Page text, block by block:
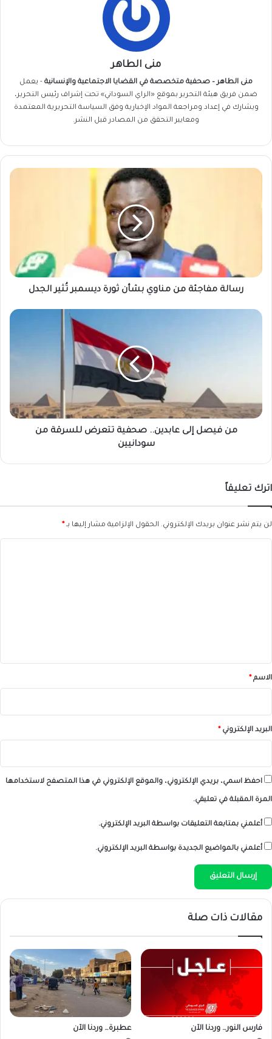
منى الطاهر
منى الطاهر – صحفية متخصصة في القضايا الاجتماعية والإنسانية - يعمل
ضمن فريق هيئة التحرير بموقع «الراي السوداني» تحت إشراف رئيس التحرير،
ويشارك في إعداد ومراجعة المواد الإخبارية وفق السياسة التحريرية المعتمدة
ومعايير التحقق من المصادر قبل النشر.
رسالة
الجدل
رسالة مفاجئة من مناوي بشأن ثورة ديسمبر تُثير الجدل
من
من
سودانيين
من فيصل إلى عابدين.. صحفية تتعرض للسرقة من
سودانيين
اترك تعليقاً
لن يتم نشر عنوان بريدك الإلكتروني. الحقول الإلزامية مشار إليها بـ*
*الاسم*
البريد الإلكتروني*
احفظ اسمي، بريدي الإلكتروني، والموقع الإلكتروني في هذا المتصفح لاستخدامها
المرة المقبلة في تعليقي.
أعلمني بمتابعة التعليقات بواسطة البريد الإلكتروني.
أعلمني بالمواضيع الجديدة بواسطة البريد الإلكتروني.
مقالات ذات صلة
فارس النور… وردنا الآن عطبرة… وردنا الآن